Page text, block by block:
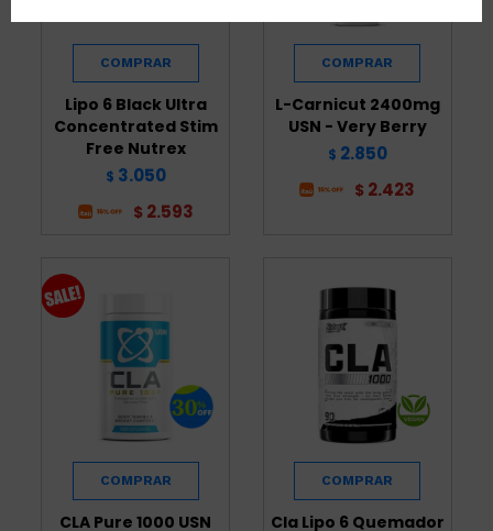
Lipo 6 Black Ultra
Concentrated Stim
Free Nutrex
$ 3.050
$ 2.593
L-Carnicut 2400mg
USN - Very Berry
$ 2.850
$ 2.423
CLA Pure 1000 USN
Cla Lipo 6 Quemador